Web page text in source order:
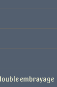
embrayage